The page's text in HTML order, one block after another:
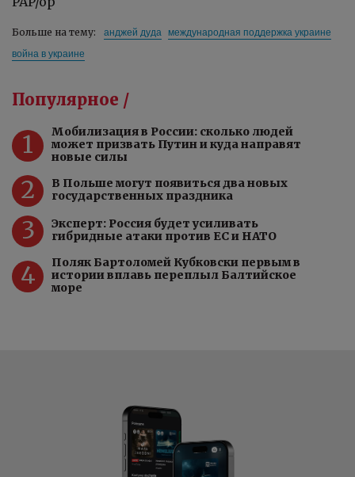
Больше на тему: анджей дуда международная поддержка украине
война в украине
Популярное /
1
Мобилизация в России: сколько людей
может призвать Путин и куда направят
новые силы
2
В Польше могут появиться два новых
государственных праздника
3
Эксперт: Россия будет усиливать
гибридные атаки против ЕС и НАТО
4
Поляк Бартоломей Кубковски первым в
истории вплавь переплыл Балтийское
море